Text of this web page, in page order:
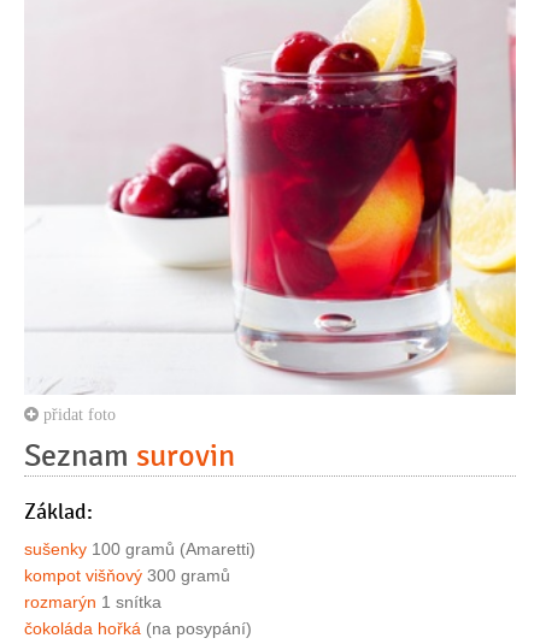
přidat foto
Seznam surovin
Základ:
sušenky 100 gramů (Amaretti)
kompot višňový 300 gramů
rozmarýn 1 snítka
čokoláda hořká (na posypání)